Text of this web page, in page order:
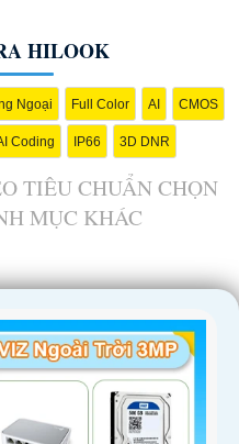
HILOOK
Ngoại Full Color AI CMOS
Coding IP66 3D DNR
TIÊU CHUẨN CHỌN
MỤC KHÁC